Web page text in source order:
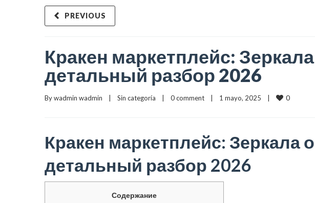
PREVIOUS
Кракен маркетплейс:
детальный разбор 2026
By wadmin wadmin Sin categoría 0 comment
    |    1 mayo, 2025    |
0
Кракен маркетплейс:
детальный разбор 2026
Содержание